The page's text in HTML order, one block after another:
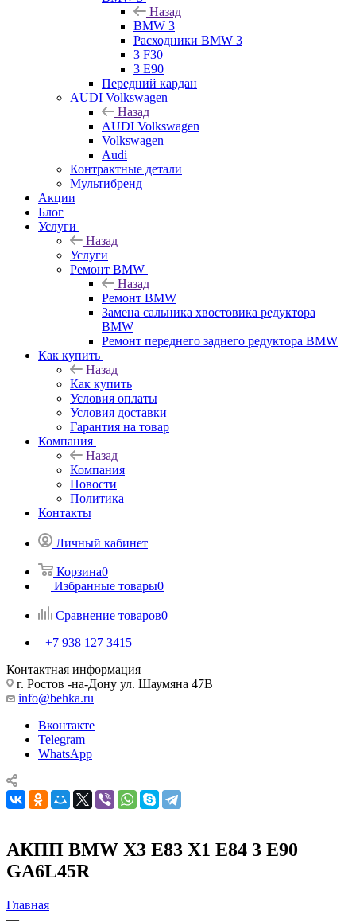
Назад
BMW 3
Расходники BMW 3
3 F30
3 E90
Передний кардан
AUDI Volkswagen
Назад
AUDI Volkswagen
Volkswagen
Audi
Контрактные детали
Мультибренд
Акции
Блог
Услуги
Назад
Услуги
Ремонт BMW
Назад
Ремонт BMW
Замена сальника хвостовика редуктора
BMW
Ремонт переднего заднего редуктора BMW
Как купить
Назад
Как купить
Условия оплаты
Условия доставки
Гарантия на товар
Компания
Назад
Компания
Новости
Политика
Контакты
Личный кабинет
Корзина0
Избранные товары0
Сравнение товаров0
+7 938 127 3415
Контактная информация
г. Ростов -на-Дону ул. Шаумяна 47В
info@behka.ru
Вконтакте
Telegram
WhatsApp
АКПП BMW X3 E83 X1 E84 3 E90
GA6L45R
Главная
—